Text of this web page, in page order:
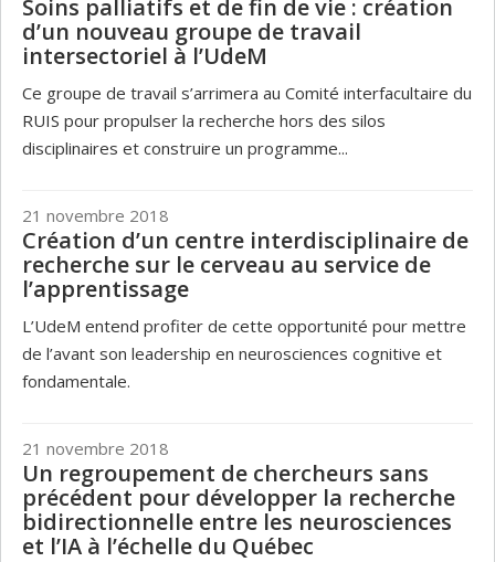
Soins palliatifs et de fin de vie : création
d’un nouveau groupe de travail
intersectoriel à l’UdeM
Ce groupe de travail s’arrimera au Comité interfacultaire du
RUIS pour propulser la recherche hors des silos
disciplinaires et construire un programme...
21 novembre 2018
Création d’un centre interdisciplinaire de
recherche sur le cerveau au service de
l’apprentissage
L’UdeM entend profiter de cette opportunité pour mettre
de l’avant son leadership en neurosciences cognitive et
fondamentale.
21 novembre 2018
Un regroupement de chercheurs sans
précédent pour développer la recherche
bidirectionnelle entre les neurosciences
et l’IA à l’échelle du Québec